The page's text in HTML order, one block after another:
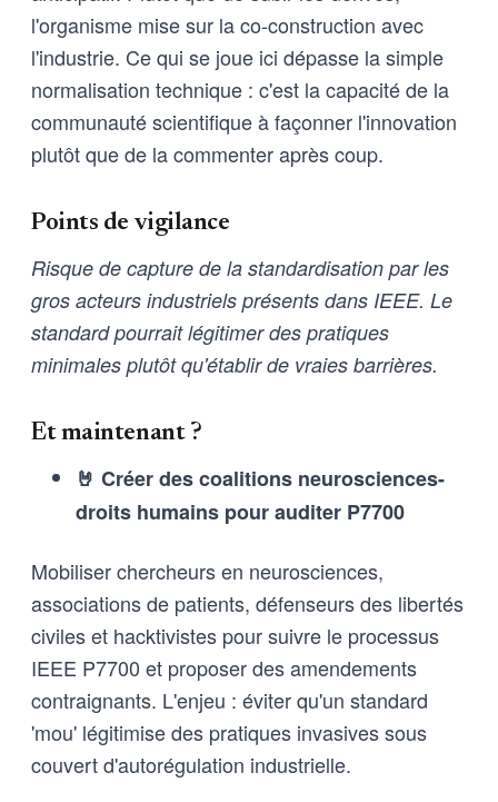
l'organisme mise sur la co-construction avec
l'industrie. Ce qui se joue ici dépasse la simple
normalisation technique : c'est la capacité de la
communauté scientifique à façonner l'innovation
plutôt que de la commenter après coup.
Points de vigilance
Risque de capture de la standardisation par les
gros acteurs industriels présents dans IEEE. Le
standard pourrait légitimer des pratiques
minimales plutôt qu'établir de vraies barrières.
Et maintenant ?
🤘 Créer des coalitions neurosciences-
droits humains pour auditer P7700
Mobiliser chercheurs en neurosciences,
associations de patients, défenseurs des libertés
civiles et hacktivistes pour suivre le processus
IEEE P7700 et proposer des amendements
contraignants. L'enjeu : éviter qu'un standard
'mou' légitimise des pratiques invasives sous
couvert d'autorégulation industrielle.